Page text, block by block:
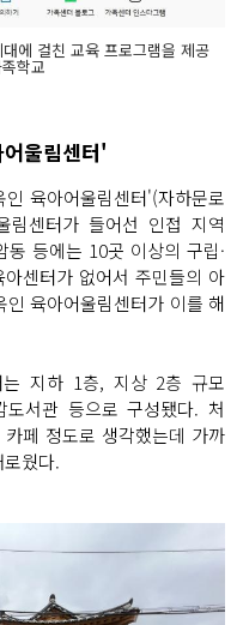
에 걸친 교육 프로그램을 제공
학교
울림센터'
육아어울림센터'(자하문로
림센터가 들어선 인접 지역
등에는 10곳 이상의 구립·
센터가 없어서 주민들의 아
육아어울림센터가 이를 해
는 지하 1층, 지상 2층 규모
서관 등으로 구성됐다. 처
페 정도로 생각했는데 가까
웠다.